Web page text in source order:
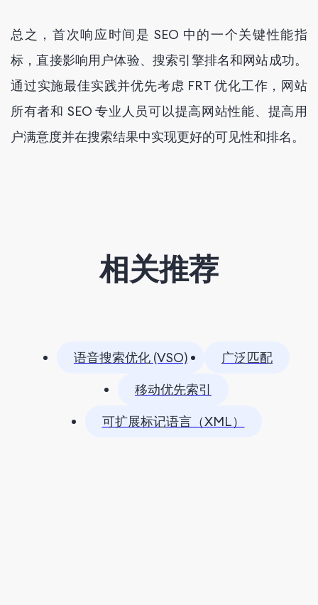
总之，首次响应时间是 SEO 中的一个关键性能指
标，直接影响用户体验、搜索引擎排名和网站成功。
通过实施最佳实践并优先考虑 FRT 优化工作，网站
所有者和 SEO 专业人员可以提高网站性能、提高用
户满意度并在搜索结果中实现更好的可见性和排名。
相关推荐
语音搜索优化 (VSO)
广泛匹配
移动优先索引
可扩展标记语言（XML）